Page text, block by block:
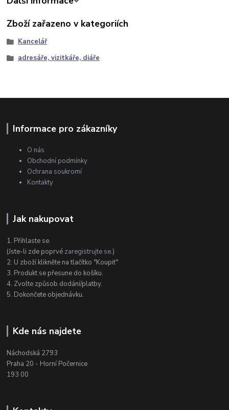
Zboží zařazeno v kategoriích
Kancelář
adresáře, vizitkáře, diáře
Informace pro zákazníky
O nás
Obchodní podmínky
Ochrana soukromí
Kontakty
Jak nakupovat
1. Přihlaste se.
(Jste-li zde poprvé zaregistrujte se.)
2. U zboží klikněte na tlačítko "Koupit"
3. Produkt se přesune do košíku.
4. Zvolte způsob dodání/platby.
5. Dokončete objednávku.
Kde nás najdete
Náchodská 2793
Praha 20 - Horní Počernice
193 00